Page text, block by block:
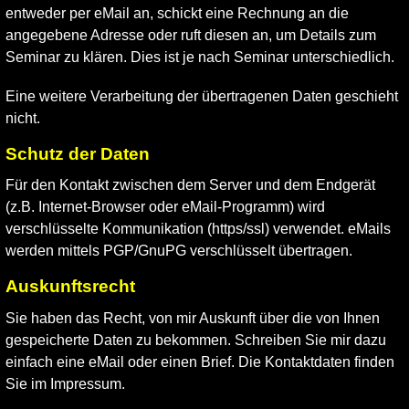
entweder per eMail an, schickt eine Rechnung an die
angegebene Adresse oder ruft diesen an, um Details zum
Seminar zu klären. Dies ist je nach Seminar unterschiedlich.
Eine weitere Verarbeitung der übertragenen Daten geschieht
nicht.
Schutz der Daten
Für den Kontakt zwischen dem Server und dem Endgerät
(z.B. Internet-Browser oder eMail-Programm) wird
verschlüsselte Kommunikation (https/ssl) verwendet. eMails
werden mittels PGP/GnuPG verschlüsselt übertragen.
Auskunftsrecht
Sie haben das Recht, von mir Auskunft über die von Ihnen
gespeicherte Daten zu bekommen. Schreiben Sie mir dazu
einfach eine eMail oder einen Brief. Die Kontaktdaten finden
Sie im Impressum.